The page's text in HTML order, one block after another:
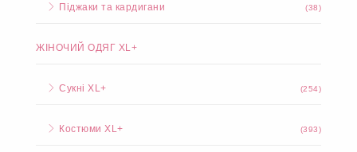
Піджаки та кардигани (38)
ЖІНОЧИЙ ОДЯГ XL+
Сукні XL+ (254)
Костюми XL+ (393)